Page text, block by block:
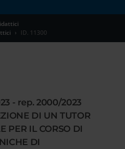
ID. 11300
- rep. 2000/2023
DI UN TUTOR
PER IL CORSO DI
DI